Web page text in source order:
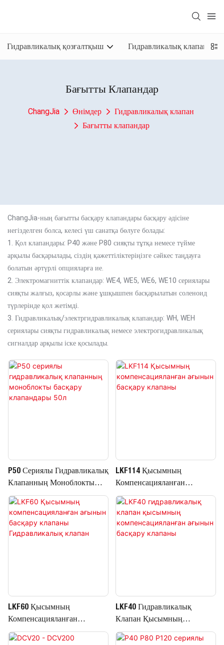
Гидравликалық қозғалтқыш Гидравликалық клапан
Бағытты Клапандар
ChangJia Өнімдер
Гидравликалық клапан
Бағытты клапандар
ChangJia-ның бағытты басқару клапандары басқару әдісіне
негізделген болса, келесі үш санатқа бөлуге болады:
1. Қол клапандары: P40 және P80 сияқты тұтқа немесе түйме
арқылы басқарылады, сіздің қажеттіліктеріңізге сәйкес таңдауға
болатын әртүрлі опцияларға ие.
2. Электромагниттік клапандар: WE4, WE5, WE6, WE10 сериялары
сияқты жалғыз, қосарлы және ұшқышпен басқарылатын соленоид
түрлерінде қол жетімді.
3. Гидравликалық/электргидравликалық клапандар: WH, WEH
сериялары сияқты гидравликалық немесе электрогидравликалық
сигналдар арқылы іске қосылады.
P50 Сериялы Гидравликалық
Клапанның Моноблокты
Басқару Клапандары 50л
LKF114 Қысымның
Компенсацияланған
Ағынын Басқару Клапаны
LKF60 Қысымның
Компенсацияланған
Ағынын Басқару Клапаны
Гидравликалық Клапан
LKF40 Гидравликалық
Клапан Қысымның
Компенсацияланған
Ағынын Басқару Клапаны